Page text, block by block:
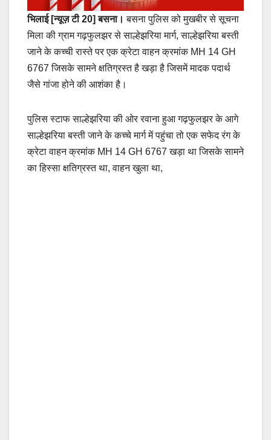
भिलाई [न्यूज़ टी 20] बसना। बसना पुलिस को मुखबीर से सूचना
मिला की ग्राम गढ़फुलझर से साल्हेझरिया मार्ग, साल्हेझरिया बस्ती
जाने के कच्ची रास्ते पर एक क्रेटा वाहन क्रमांक MH 14 GH
6767 जिसके सामने क्षतिग्रस्त है खड़ा है जिसमें मादक पदार्थ
जैसे गांजा होने की आशंका है।
पुलिस स्टाफ साल्हेझरिया की ओर रवाना हुआ गढ़फुलझर के आगे
साल्हेझरिया बस्ती जाने के कच्चे मार्ग में पहुंचा तो एक सफेद रंग के
क्रेटा वाहन क्रमांक MH 14 GH 6767 खड़ा था जिसके सामने
का हिस्सा क्षतिग्रस्त था, वाहन खुला था,